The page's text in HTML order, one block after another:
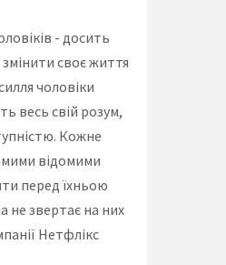
- досить
своє життя
чоловіки
весь свій розум,
Кожне
відомими
перед їхньою
не звертає на них
Нетфлікс